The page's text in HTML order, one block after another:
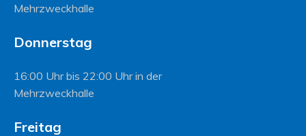
Mehrzweckhalle
Donnerstag
16:00 Uhr bis 22:00 Uhr in der
Mehrzweckhalle
Freitag